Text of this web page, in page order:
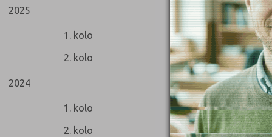
2025
1. kolo
2. kolo
2024
1. kolo
2. kolo